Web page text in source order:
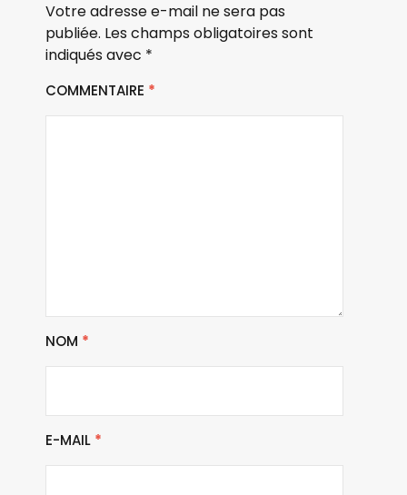
Votre adresse e-mail ne sera pas
publiée. Les champs obligatoires sont
indiqués avec *
COMMENTAIRE *
NOM *
E-MAIL *